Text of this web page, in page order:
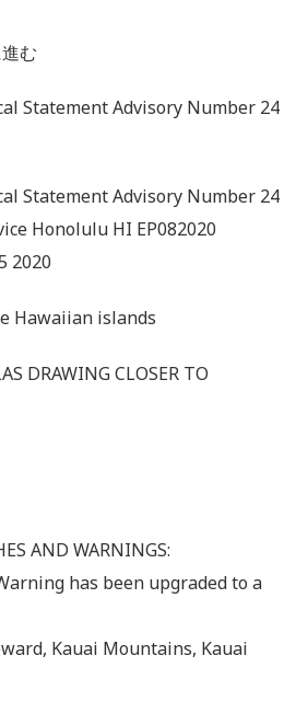
む
Statement Advisory Number 24
Statement Advisory Number 24
Honolulu HI EP082020
2020
Hawaiian islands
DRAWING CLOSER TO
AND WARNINGS:
has been upgraded to a
Kauai Mountains, Kauai